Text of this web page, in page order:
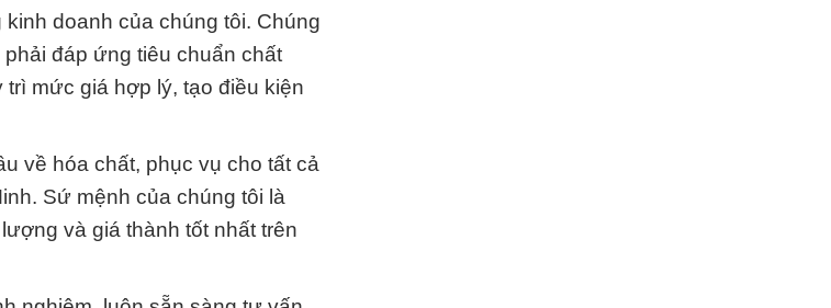
doanh của chúng tôi. Chúng
đáp ứng tiêu chuẩn chất
mức giá hợp lý, tạo điều kiện
về hóa chất, phục vụ cho tất cả
Sứ mệnh của chúng tôi là
và giá thành tốt nhất trên